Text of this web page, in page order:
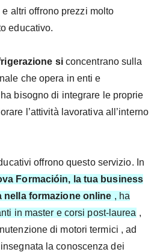
altri offrono prezzi molto
educativo.
siconcentrano sulla
che opera in enti e
bisogno di integrare le proprie
l’attività lavorativa all’interno
offrono questo servizio. In
Formacióin, la tua business
nella formazione online , ha
in master e corsi post-laurea ,
di motori termici , ad
la conoscenza dei